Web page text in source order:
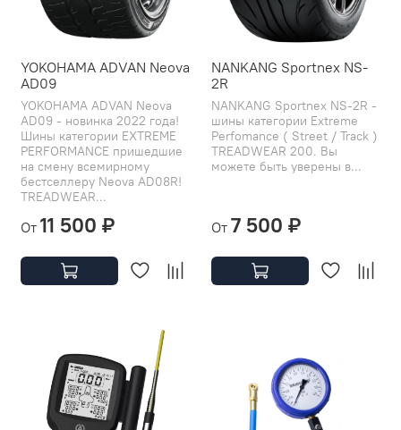
YOKOHAMA ADVAN Neova
AD09
YOKOHAMA ADVAN Neova
AD09 - новинка 2022 года!
Шины категории EXTREME
PERFORMANCE пришедшие
на смену всемирному
бестселлеру Neova AD08R!
TREADWEAR...
От 11 500 ₽
NANKANG Sportnex NS-
2R
NANKANG Sportnex NS-2R -
шины категории Extreme
Perfomance ( Street / Track )
TREADWEAR 200. Вы
можете быть уверены в...
От 7 500 ₽